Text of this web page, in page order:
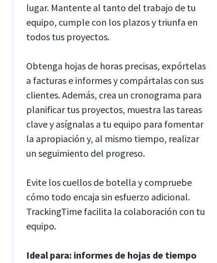
lugar. Mantente al tanto del trabajo de tu
equipo, cumple con los plazos y triunfa en
todos tus proyectos.
Obtenga hojas de horas precisas, expórtelas
a facturas e informes y compártalas con sus
clientes. Además, crea un cronograma para
planificar tus proyectos, muestra las tareas
clave y asígnalas a tu equipo para fomentar
la apropiación y, al mismo tiempo, realizar
un seguimiento del progreso.
Evite los cuellos de botella y compruebe
cómo todo encaja sin esfuerzo adicional.
TrackingTime facilita la colaboración con tu
equipo. ‍
Ideal para: informes de hojas de tiempo